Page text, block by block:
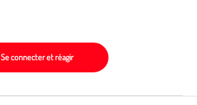
Se connecter et réagir